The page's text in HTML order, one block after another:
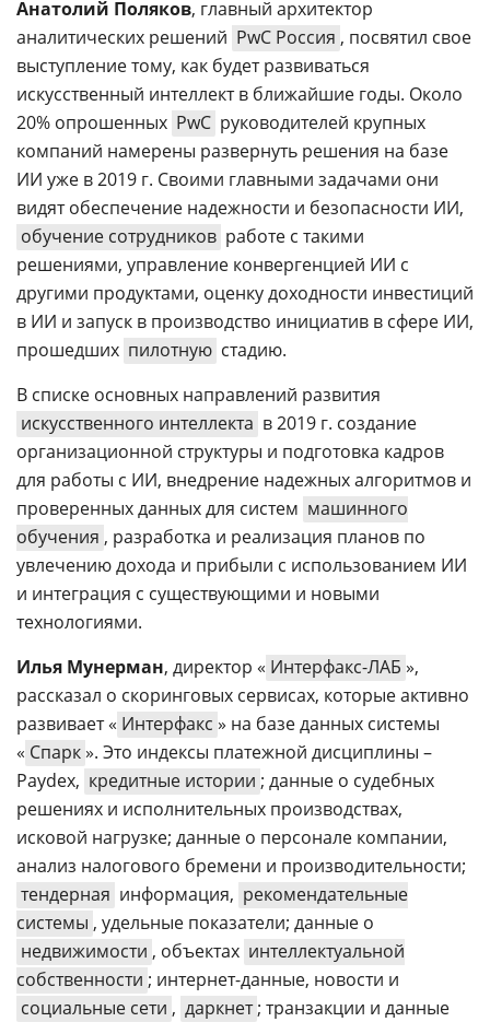
Анатолий Поляков, главный архитектор
аналитических решений PwC Россия , посвятил свое
выступление тому, как будет развиваться
искусственный интеллект в ближайшие годы. Около
20% опрошенных PwC руководителей крупных
компаний намерены развернуть решения на базе
ИИ уже в 2019 г. Своими главными задачами они
видят обеспечение надежности и безопасности ИИ,
обучение сотрудников работе с такими
решениями, управление конвергенцией ИИ с
другими продуктами, оценку доходности инвестиций
в ИИ и запуск в производство инициатив в сфере ИИ,
прошедших пилотную стадию.
В списке основных направлений развития
искусственного интеллекта в 2019 г. создание
организационной структуры и подготовка кадров
для работы с ИИ, внедрение надежных алгоритмов и
проверенных данных для систем машинного
обучения , разработка и реализация планов по
увлечению дохода и прибыли с использованием ИИ
и интеграция с существующими и новыми
технологиями.
Илья Мунерман, директор « Интерфакс-ЛАБ »,
рассказал о скоринговых сервисах, которые активно
развивает « Интерфакс » на базе данных системы
« Спарк». Это индексы платежной дисциплины –
Paydex, кредитные истории ; данные о судебных
решениях и исполнительных производствах,
исковой нагрузке; данные о персонале компании,
анализ налогового бремени и производительности;
тендерная информация, рекомендательные
системы , удельные показатели; данные о
недвижимости , объектах интеллектуальной
собственности ; интернет-данные, новости и
социальные сети , даркнет ; транзакции и данные